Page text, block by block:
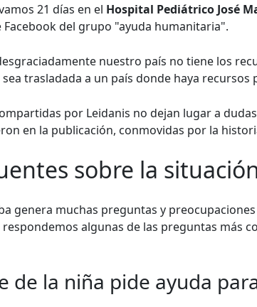
21 días en el Hospital Pediátrico José
del grupo "ayuda humanitaria".
nuestro país no tiene los
trasladada a un país donde haya recursos
por Leidanis no dejan lugar a
en la publicación, conmovidas por la
sobre la
genera muchas preguntas y
algunas de las preguntas más
de la niña pide ayuda